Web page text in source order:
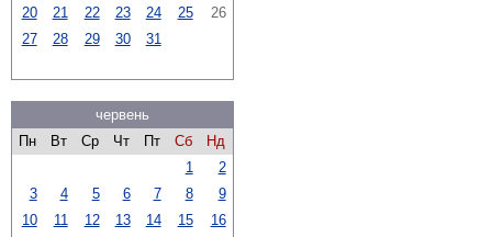
20
21 22 23 24 25
26
27
28 29 30 31
червень
Пн
Вт Ср Чт Пт Сб
Нд
1
2
3
4 5 6 7 8
9
10
11 12 13 14 15
16